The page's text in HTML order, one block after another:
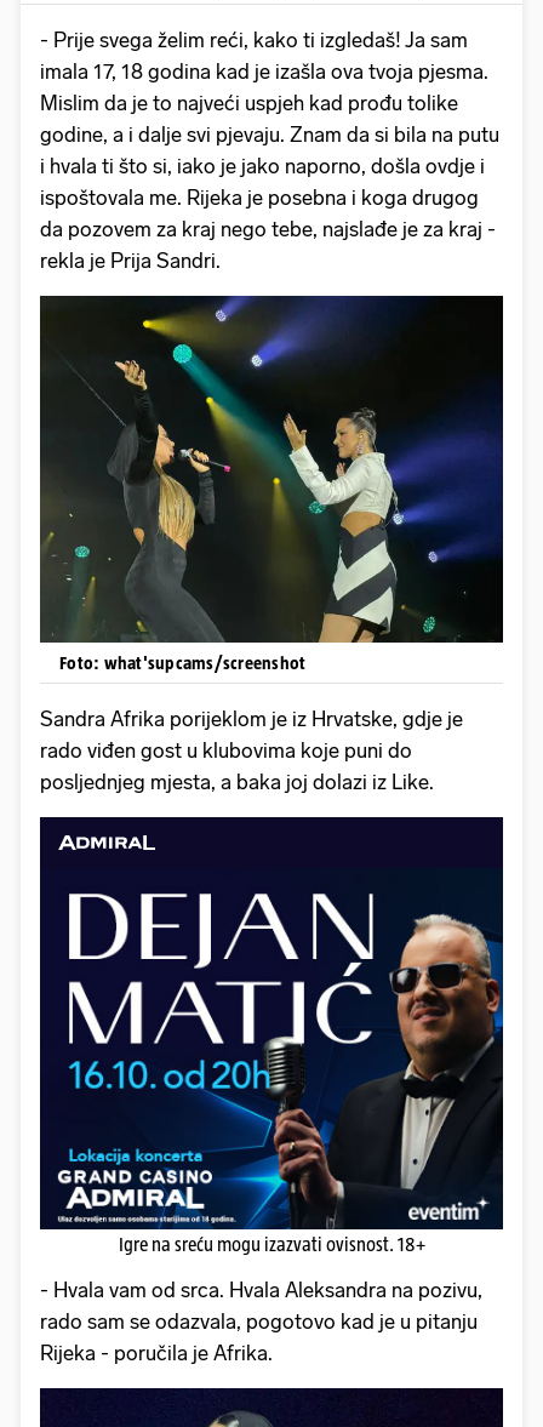
- Prije svega želim reći, kako ti izgledaš! Ja sam
imala 17, 18 godina kad je izašla ova tvoja pjesma.
Mislim da je to najveći uspjeh kad prođu tolike
godine, a i dalje svi pjevaju. Znam da si bila na putu
i hvala ti što si, iako je jako naporno, došla ovdje i
ispoštovala me. Rijeka je posebna i koga drugog
da pozovem za kraj nego tebe, najslađe je za kraj -
rekla je Prija Sandri.
Foto: what'supcams/screenshot
Sandra Afrika porijeklom je iz Hrvatske, gdje je
rado viđen gost u klubovima koje puni do
posljednjeg mjesta, a baka joj dolazi iz Like.
Igre na sreću mogu izazvati ovisnost. 18+
- Hvala vam od srca. Hvala Aleksandra na pozivu,
rado sam se odazvala, pogotovo kad je u pitanju
Rijeka - poručila je Afrika.